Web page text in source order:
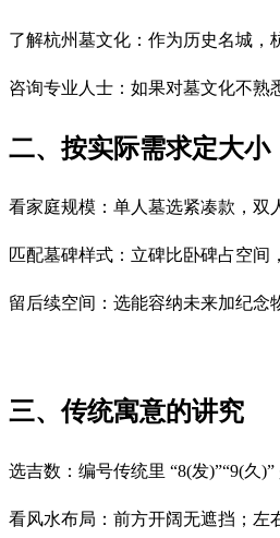
了解杭州墓文化：作为历史名城，
咨询专业人士：如果对墓文化不熟
二、按实际需求定大小
看家庭规模：单人墓选紧凑款，双
匹配墓碑样式：立碑比卧碑占空间
留后续空间：选能容纳未来加纪念
三、传统寓意的讲究
选吉数：编号传统里 “8(发)”“9(久
看风水布局：前方开阔无遮挡；左